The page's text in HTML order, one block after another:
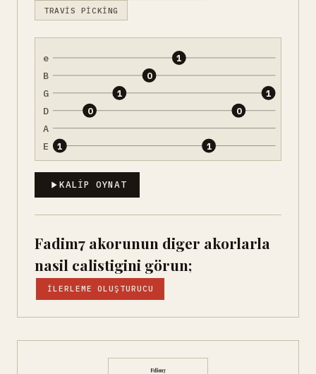
TRAVIS PICKING
e
B
G
D
A
E 1
0
1
0
1
1
0
1
KALIP OYNAT
Fadim7 akorunun diger akorlarla
nasil calistigini görun;
İLERLEME OLUŞTURUCU